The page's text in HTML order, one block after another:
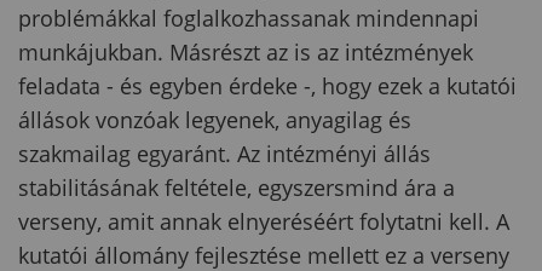
problémákkal foglalkozhassanak mindennapi
munkájukban. Másrészt az is az intézmények
feladata - és egyben érdeke -, hogy ezek a kutatói
állások vonzóak legyenek, anyagilag és
szakmailag egyaránt. Az intézményi állás
stabilitásának feltétele, egyszersmind ára a
verseny, amit annak elnyeréséért folytatni kell. A
kutatói állomány fejlesztése mellett ez a verseny